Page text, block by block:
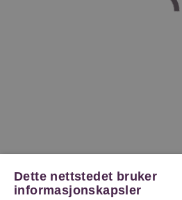
Dette nettstedet bruker
informasjonskapsler